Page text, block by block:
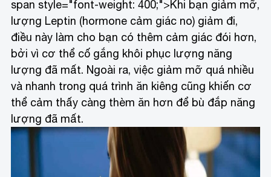
span style="font-weight: 400;">Khi bạn giảm mỡ,
lượng Leptin (hormone cảm giác no) giảm đi,
điều này làm cho bạn có thêm cảm giác đói hơn,
bởi vì cơ thể cố gắng khôi phục lượng năng
lượng đã mất. Ngoài ra, việc giảm mỡ quá nhiều
và nhanh trong quá trình ăn kiêng cũng khiến cơ
thể cảm thấy càng thèm ăn hơn để bù đắp năng
lượng đã mất.